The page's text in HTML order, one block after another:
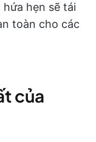
hẹn sẽ tái
toàn cho các
của